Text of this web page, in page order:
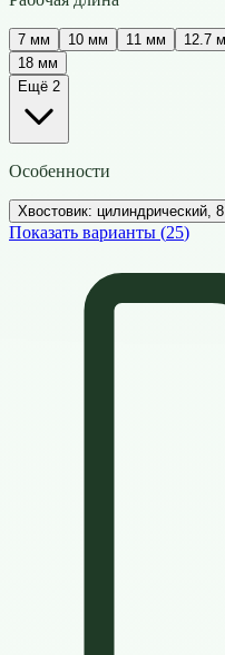
7 мм 10 мм 11 мм 12.7
18 мм
Ещё 2
Особенности
Хвостовик: цилиндрический,
Показать варианты (25)